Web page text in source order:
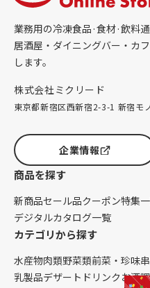
業務用の冷凍食品·食材·飲料
居酒屋・ダイニングバー・カ
します。
株式会社ミクリード
東京都新宿区西新宿2-3-1 新宿モ
企業情報
商品を探す
新商品セール品クーポン特集
デジタルカタログ一覧
カテゴリから探す
水産物肉類野菜類前菜・珍味
乳製品デザート ドリンク お酒